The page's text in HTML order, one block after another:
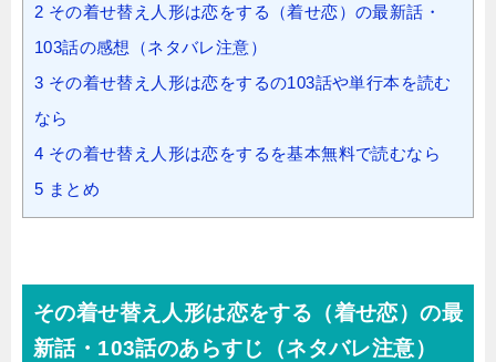
2 その着せ替え人形は恋をする（着せ恋）の最新話・
103話の感想（ネタバレ注意）
3 その着せ替え人形は恋をするの103話や単行本を読む
なら
4 その着せ替え人形は恋をするを基本無料で読むなら
5 まとめ
その着せ替え人形は恋をする（着せ恋）の最
新話・103話のあらすじ（ネタバレ注意）